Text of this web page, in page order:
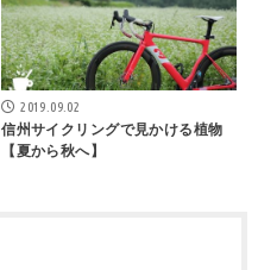
2019.09.02
信州サイクリングで見かける植物
【夏から秋へ】